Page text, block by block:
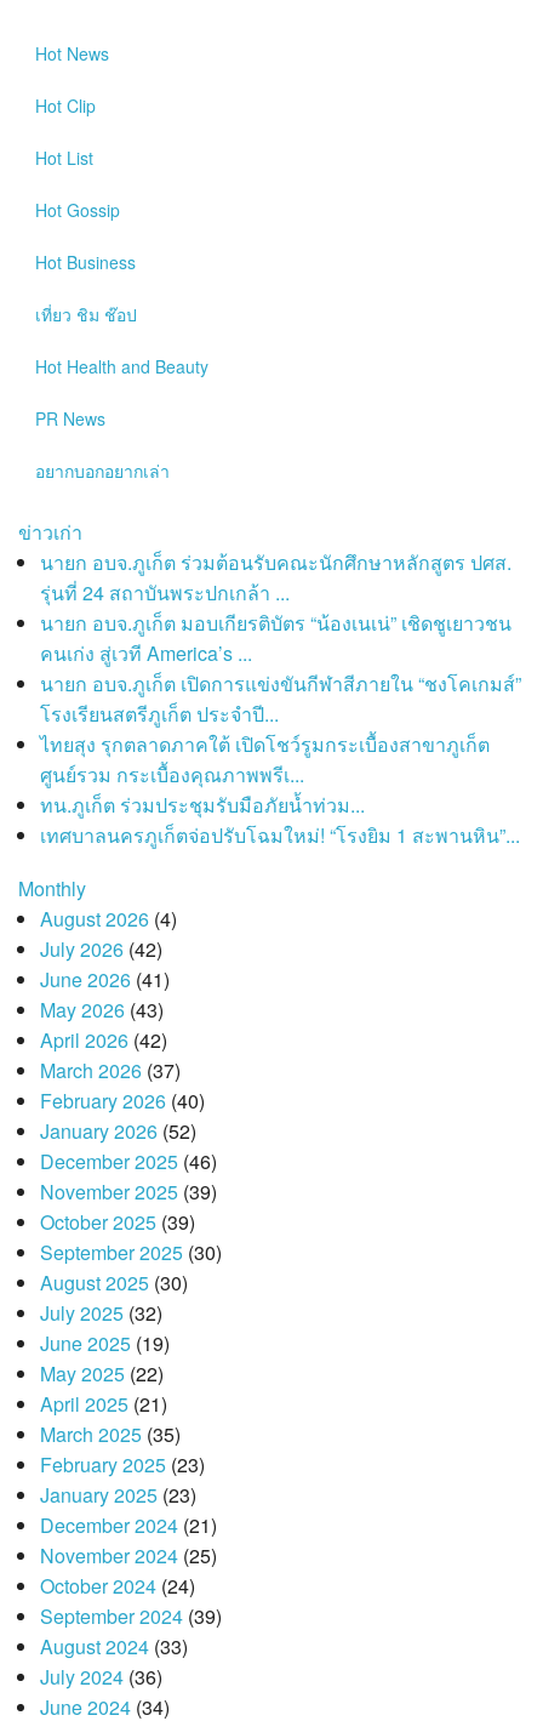
Hot News
Hot Clip
Hot List
Hot Gossip
Hot Business
เที่ยว ชิม ช๊อป
Hot Health and Beauty
PR News
อยากบอกอยากเล่า
ข่าวเก่า
นายก อบจ.ภูเก็ต ร่วมต้อนรับคณะนักศึกษาหลักสูตร ปศส.
รุ่นที่ 24 สถาบันพระปกเกล้า ...
นายก อบจ.ภูเก็ต มอบเกียรติบัตร “น้องเนเน่” เชิดชูเยาวชน
คนเก่ง สู่เวที America’s ...
นายก อบจ.ภูเก็ต เปิดการแข่งขันกีฬาสีภายใน “ชงโคเกมส์”
โรงเรียนสตรีภูเก็ต ประจำปี...
ไทยสุง รุกตลาดภาคใต้ เปิดโชว์รูมกระเบื้องสาขาภูเก็ต
ศูนย์รวม กระเบื้องคุณภาพพรีเ...
ทน.ภูเก็ต ร่วมประชุมรับมือภัยน้ำท่วม...
เทศบาลนครภูเก็ตจ่อปรับโฉมใหม่! “โรงยิม 1 สะพานหิน”...
Monthly
August 2026(4)
July 2026(42)
June 2026(41)
May 2026(43)
April 2026(42)
March 2026(37)
February 2026(40)
January 2026(52)
December 2025(46)
November 2025(39)
October 2025(39)
September 2025(30)
August 2025(30)
July 2025(32)
June 2025(19)
May 2025(22)
April 2025(21)
March 2025(35)
February 2025(23)
January 2025(23)
December 2024(21)
November 2024(25)
October 2024(24)
September 2024(39)
August 2024(33)
July 2024(36)
June 2024(34)